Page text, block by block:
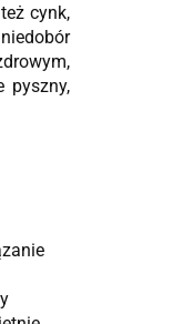
cynk,
pyszny,